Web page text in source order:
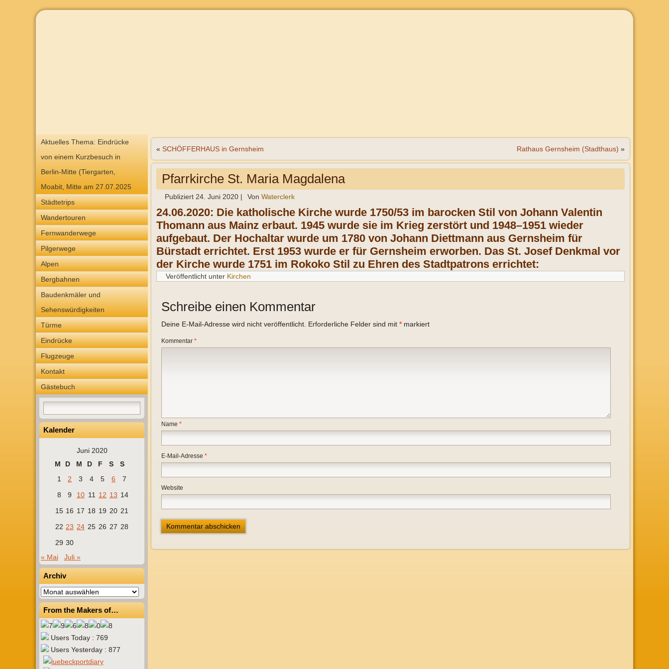
Aktuelles Thema: Eindrücke
von einem Kurzbesuch in
Berlin-Mitte (Tiergarten,
Moabit, Mitte am 27.07.2025
Städtetrips
Wandertouren
Fernwanderwege
Pilgerwege
Alpen
Bergbahnen
Baudenkmäler und
Sehenswürdigkeiten
Türme
Eindrücke
Flugzeuge
Kontakt
Gästebuch
Kalender
Juni 2020
M
D M D F S
S
1
2 3 4 5 6
7
8
9 10 11 12 13 14
15 16 17 18 19 20 21
22 23 24 25 26 27 28
29 30
« Mai
Juli »
Archiv
Archiv
From the Makers of…
Users Today : 769
Users Yesterday : 877
« SCHÖFFERHAUS in Gernsheim Rathaus Gernsheim (Stadthaus) »
Pfarrkirche St. Maria Magdalena
Publiziert 24. Juni 2020 | Von Waterclerk
24.06.2020: Die katholische Kirche wurde 1750/53 im barocken Stil von Johann Valentin
Thomann aus Mainz erbaut. 1945 wurde sie im Krieg zerstört und 1948–1951 wieder
aufgebaut. Der Hochaltar wurde um 1780 von Johann Diettmann aus Gernsheim für
Bürstadt errichtet. Erst 1953 wurde er für Gernsheim erworben. Das St. Josef Denkmal vor
der Kirche wurde 1751 im Rokoko Stil zu Ehren des Stadtpatrons errichtet:
Veröffentlicht unter Kirchen
Schreibe einen Kommentar
Deine E-Mail-Adresse wird nicht veröffentlicht. Erforderliche Felder sind mit *markiert
Kommentar *
Name *
E-Mail-Adresse *
Website